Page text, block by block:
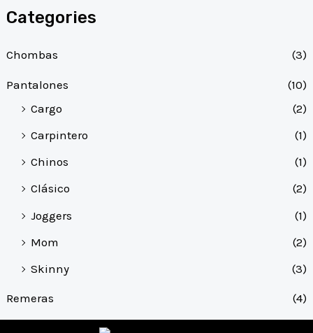
Categories
Chombas (3)
Pantalones
(10)
Cargo
(2)
Carpintero
(1)
Chinos
(1)
Clásico
(2)
Joggers
(1)
Mom
(2)
Skinny
(3)
Remeras (4)